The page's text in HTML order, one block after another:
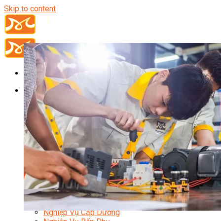
Skip to content
Đầu Bếp
Bếp Trưởng Điều Hành
Nghiệp Vụ Bếp Trưởng
Nghiệp Vụ Bếp Quốc Tế
Nghiệp Vụ Bếp Trưởng Bếp Việt
Nghiệp Vụ Bếp Trưởng Bếp Âu
Nghiệp Vụ Bếp Trưởng Bếp Á
Nghiệp Vụ Bếp Trưởng Bếp Nhật
Nghiệp Vụ Bếp Trưởng Bếp Hoa
Nghiệp Vụ Bếp Hàn
Nghiệp Vụ Bếp Thái
Nghiệp Vụ Bếp Chay
Nghiệp Vụ Quản Lý Bếp
Nghiệp Vụ Cấp Dưỡng